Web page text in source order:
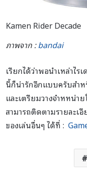
Kamen Rider Decade
ภาพจาก :bandai
เรียกได้ว่าพอนำเหล่าไ
นี้ก็น่ารักอีกแบบครับสำ
และเตรียมวางจำหหน่า
สามารถติดตามรายละเ
ของเล่นอื่นๆ ได้ที่ :